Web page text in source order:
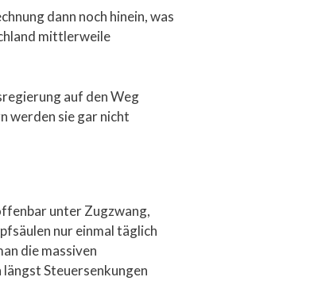
dann noch hinein, was
mittlerweile
auf den Weg
werden sie gar nicht
unter Zugzwang,
nur einmal täglich
die massiven
Steuersenkungen